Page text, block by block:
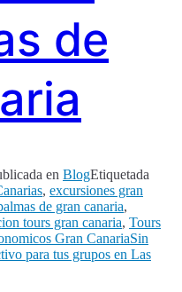
de
en BlogEtiquetada
, excursiones gran
de gran canaria,
tours gran canaria, Tours
Gran CanariaSin
para tus grupos en Las